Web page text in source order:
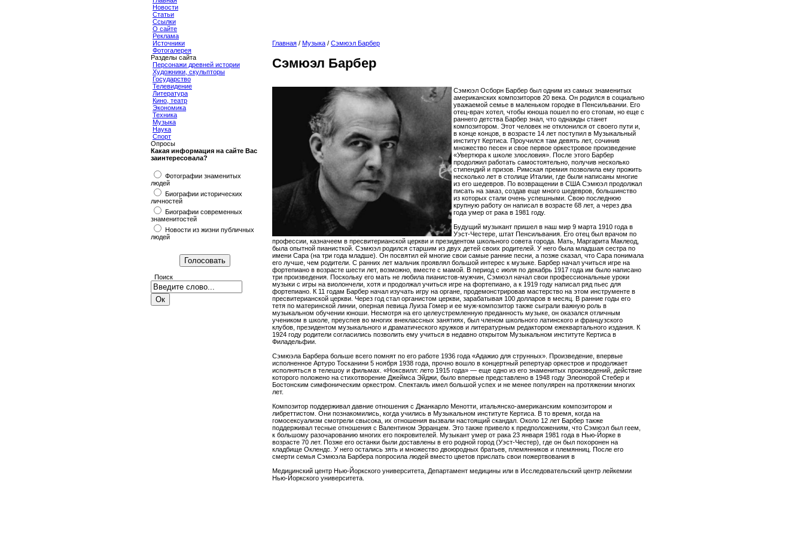
Новости
Статьи
Ссылки
О сайте
Реклама
Источники
Фотогалерея
Разделы сайта
Персонажи древней истории
Художники, скульпторы
Государство
Телевидение
Литература
Кино, театр
Экономика
Техника
Музыка
Наука
Спорт
Опросы
Какая информация на сайте Вас
заинтересовала?
Фотографии знаменитых
людей
Биографии исторических
личностей
Биографии современных
знаменитостей
Новости из жизни публичных
людей
Поиск
Главная / Музыка / Сэмюэл Барбер
Сэмюэл Барбер
Сэмюэл Осборн Барбер был одним из самых знаменитых
американских композиторов 20 века. Он родился в социально
уважаемой семье в маленьком городке в Пенсильвании. Его
отец-врач хотел, чтобы юноша пошел по его стопам, но еще с
раннего детства Барбер знал, что однажды станет
композитором. Этот человек не отклонился от своего пути и,
в конце концов, в возрасте 14 лет поступил в Музыкальный
институт Кертиса. Проучился там девять лет, сочинив
множество песен и свое первое оркестровое произведение
«Увертюра к школе злословия». После этого Барбер
продолжил работать самостоятельно, получив несколько
стипендий и призов. Римская премия позволила ему прожить
несколько лет в столице Италии, где были написаны многие
из его шедевров. По возвращении в США Сэмюэл продолжал
писать на заказ, создав еще много шедевров, большинство
из которых стали очень успешными. Свою последнюю
крупную работу он написал в возрасте 68 лет, а через два
года умер от рака в 1981 году.
Будущий музыкант пришел в наш мир 9 марта 1910 года в
Уэст-Честере, штат Пенсильвания. Его отец был врачом по
профессии, казначеем в пресвитерианской церкви и президентом школьного совета города. Мать, Маргарита Маклеод,
была опытной пианисткой. Сэмюэл родился старшим из двух детей своих родителей. У него была младшая сестра по
имени Сара (на три года младше). Он посвятил ей многие свои самые ранние песни, а позже сказал, что Сара понимала
его лучше, чем родители. С ранних лет мальчик проявлял большой интерес к музыке. Барбер начал учиться игре на
фортепиано в возрасте шести лет, возможно, вместе с мамой. В период с июля по декабрь 1917 года им было написано
три произведения. Поскольку его мать не любила пианистов-мужчин, Сэмюэл начал свои профессиональные уроки
музыки с игры на виолончели, хотя и продолжал учиться игре на фортепиано, а к 1919 году написал ряд пьес для
фортепиано. К 11 годам Барбер начал изучать игру на органе, продемонстрировав мастерство на этом инструменте в
пресвитерианской церкви. Через год стал органистом церкви, зарабатывая 100 долларов в месяц. В ранние годы его
тетя по материнской линии, оперная певица Луиза Гомер и ее муж-композитор также сыграли важную роль в
музыкальном обучении юноши. Несмотря на его целеустремленную преданность музыке, он оказался отличным
учеником в школе, преуспев во многих внеклассных занятиях, был членом школьного латинского и французского
клубов, президентом музыкального и драматического кружков и литературным редактором ежеквартального издания. К
1924 году родители согласились позволить ему учиться в недавно открытом Музыкальном институте Кертиса в
Филадельфии.
Сэмюэла Барбера больше всего помнят по его работе 1936 года «Адажио для струнных». Произведение, впервые
исполненное Артуро Тосканини 5 ноября 1938 года, прочно вошло в концертный репертуар оркестров и продолжает
исполняться в телешоу и фильмах. «Ноксвилл: лето 1915 года» — еще одно из его знаменитых произведений, действие
которого положено на стихотворение Джеймса Эйджи, было впервые представлено в 1948 году Элеонорой Стебер и
Бостонским симфоническим оркестром. Спектакль имел большой успех и не менее популярен на протяжении многих
лет.
Композитор поддерживал давние отношения с Джанкарло Менотти, итальянско-американским композитором и
либреттистом. Они познакомились, когда учились в Музыкальном институте Кертиса. В то время, когда на
гомосексуализм смотрели свысока, их отношения вызвали настоящий скандал. Около 12 лет Барбер также
поддерживал тесные отношения с Валентином Эрранцем. Это также привело к предположениям, что Сэмюэл был геем,
к большому разочарованию многих его покровителей. Музыкант умер от рака 23 января 1981 года в Нью-Йорке в
возрасте 70 лет. Позже его останки были доставлены в его родной город (Уэст-Честер), где он был похоронен на
кладбище Оклендс. У него остались зять и множество двоюродных братьев, племянников и племянниц. После его
смерти семья Сэмюэла Барбера попросила людей вместо цветов прислать свои пожертвования в
Медицинский центр Нью-Йоркского университета, Департамент медицины или в Исследовательский центр лейкемии
Нью-Йоркского университета.